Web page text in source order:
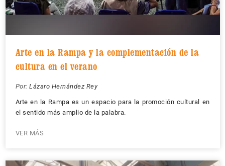
Arte en la Rampa y la complementación de la
cultura en el verano
Por: Lázaro Hernández Rey
Arte en la Rampa es un espacio para la promoción cultural en
el sentido más amplio de la palabra.
VER MÁS